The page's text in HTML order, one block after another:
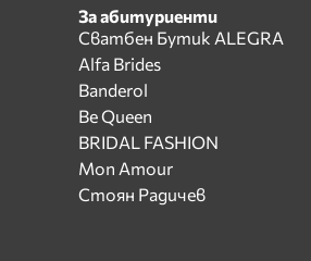
За абитуриенти
Сватбен Бутик ALEGRA
Alfa Brides
Banderol
Be Queen
BRIDAL FASHION
Mon Amour
Стоян Радичев